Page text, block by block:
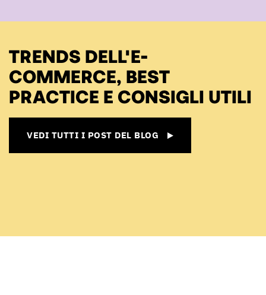
TRENDS DELL'E-
COMMERCE, BEST
PRACTICE E CONSIGLI UTILI
VEDI TUTTI I POST DEL BLOG